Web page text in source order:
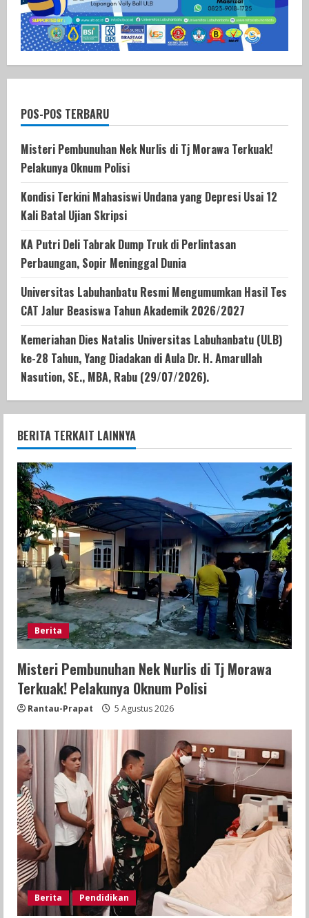
POS-POS TERBARU
Misteri Pembunuhan Nek Nurlis di Tj Morawa Terkuak!
Pelakunya Oknum Polisi
Kondisi Terkini Mahasiswi Undana yang Depresi Usai 12
Kali Batal Ujian Skripsi
KA Putri Deli Tabrak Dump Truk di Perlintasan
Perbaungan, Sopir Meninggal Dunia
Universitas Labuhanbatu Resmi Mengumumkan Hasil Tes
CAT Jalur Beasiswa Tahun Akademik 2026/2027
Kemeriahan Dies Natalis Universitas Labuhanbatu (ULB)
ke-28 Tahun, Yang Diadakan di Aula Dr. H. Amarullah
Nasution, SE., MBA, Rabu (29/07/2026).
BERITA TERKAIT LAINNYA
Berita
Misteri Pembunuhan Nek Nurlis di Tj Morawa
Terkuak! Pelakunya Oknum Polisi
Rantau-Prapat 5 Agustus 2026
Berita Pendidikan